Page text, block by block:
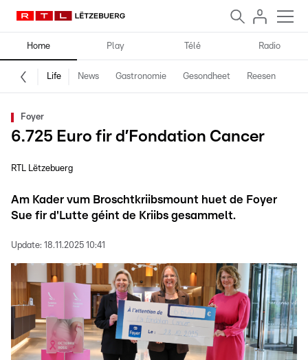
Home Play Télé Radio
Life News Gastronomie Gesondheet Reesen
Foyer
6.725 Euro fir d’Fondation Cancer
RTL Lëtzebuerg
Am Kader vum Broschtkriibsmount huet de Foyer
Sue fir d'Lutte géint de Kriibs gesammelt.
Update: 18.11.2025 10:41